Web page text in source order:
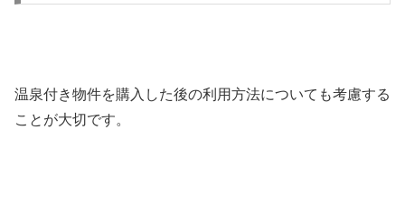
温泉付き物件を購入した後の利用方法についても考慮する
ことが大切です。